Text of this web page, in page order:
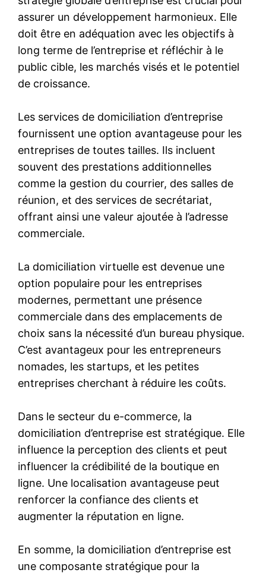
assurer un développement harmonieux. Elle
doit être en adéquation avec les objectifs à
long terme de l’entreprise et réfléchir à le
public cible, les marchés visés et le potentiel
de croissance.
Les services de domiciliation d’entreprise
fournissent une option avantageuse pour les
entreprises de toutes tailles. Ils incluent
souvent des prestations additionnelles
comme la gestion du courrier, des salles de
réunion, et des services de secrétariat,
offrant ainsi une valeur ajoutée à l’adresse
commerciale.
La domiciliation virtuelle est devenue une
option populaire pour les entreprises
modernes, permettant une présence
commerciale dans des emplacements de
choix sans la nécessité d’un bureau physique.
C’est avantageux pour les entrepreneurs
nomades, les startups, et les petites
entreprises cherchant à réduire les coûts.
Dans le secteur du e-commerce, la
domiciliation d’entreprise est stratégique. Elle
influence la perception des clients et peut
influencer la crédibilité de la boutique en
ligne. Une localisation avantageuse peut
renforcer la confiance des clients et
augmenter la réputation en ligne.
En somme, la domiciliation d’entreprise est
une composante stratégique pour la